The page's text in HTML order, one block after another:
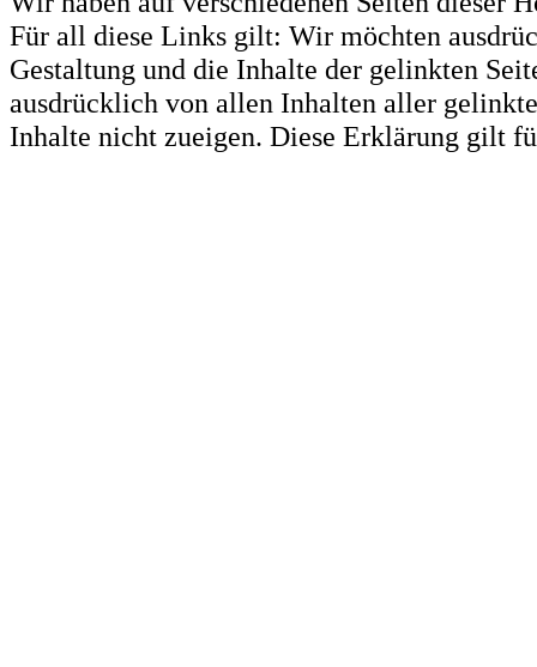
Für all diese Links gilt: Wir möchten
Gestaltung und die Inhalte der gelinkten
ausdrücklich von allen Inhalten aller
Inhalte nicht zueigen. Diese Erklärung gilt